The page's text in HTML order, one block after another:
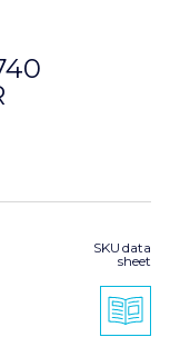
SKU data
sheet